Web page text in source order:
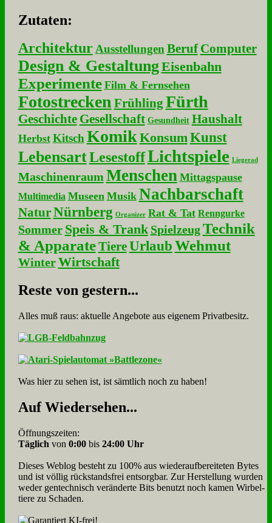
Zu­ta­ten:
Architektur Ausstellungen Beruf Computer
Design & GestaltungEisenbahn
Experimente Film & Fernsehen
Fotostrecken Frühling Fürth
Geschichte Gesellschaft Gesundheit Haushalt
Herbst Kitsch KomikKonsumKunst
LebensartLesestoffLichtspiele Liegerad
Maschinenraum Menschen Mittagspause
Multimedia Museen Musik Nachbarschaft
NaturNürnberg Organizer Rat & Tat Renngurke
Sommer Speis & Trank Spielzeug Technik
& Apparate Tiere UrlaubWehmut
Winter Wirtschaft
Re­ste von ge­stern...
Alles muß raus: aktuelle An­ge­bo­te aus eigenem Privatbesitz.
Was hier zu sehen ist, ist sämt­lich noch zu haben!
Auf Wie­der­se­hen...
Öffnungszeiten:
Täglich von 0:00bis 24:00 Uhr
Dieses Weblog besteht zu 100% aus wie­der­auf­bereite­ten Bytes
und ist völlig rück­stands­frei ent­sorg­bar. Zur Herstellung wurden
weder gen­tech­nisch veränderte Bits benutzt noch kamen Wir­bel­
tiere zu Scha­den.